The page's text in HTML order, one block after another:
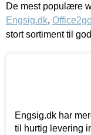
De mest populære
Engsig.dk,
stort sortiment til
Engsig.dk har
til hurtig levering